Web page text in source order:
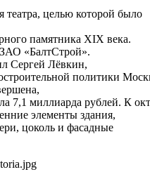
театра, целью которой было
памятника XIX века.
«БалтСтрой».
Сергей Лёвкин,
политики
7,1 миллиарда рублей. К
элементы здания,
цоколь и фасадные